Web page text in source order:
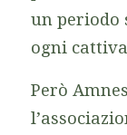
un periodo
ogni
Però